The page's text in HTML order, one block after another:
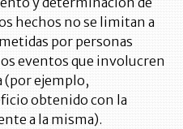
hechos no se limitan a
por personas
eventos que involucren
(por ejemplo,
obtenido con la
a la misma).